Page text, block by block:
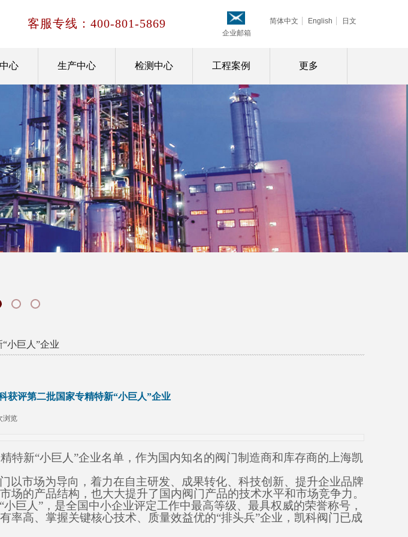
客服专线： 400-801-5869
企业邮箱
简体中文 English 日文
心 生产中心 检测中心 工程案例 更多
小巨人”企业
获评第二批国家专精特新“小巨人”企业
浏览
特新“小巨人”企业名单，作为国内知名的阀门制造商和库存商的上海凯
以市场为导向，着力在自主研发、成果转化、科技创新、提升企业品牌
场的产品结构，也大大提升了国内阀门产品的技术水平和市场竞争力。
巨人”，是全国中小企业评定工作中最高等级、最具权威的荣誉称号，
率高、掌握关键核心技术、质量效益优的“排头兵”企业，凯科阀门已成